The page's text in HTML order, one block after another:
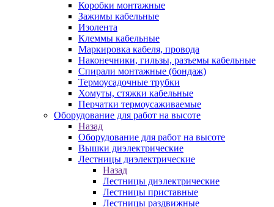
Коробки монтажные
Зажимы кабельные
Изолента
Клеммы кабельные
Маркировка кабеля, провода
Наконечники, гильзы, разъемы кабельные
Спирали монтажные (бондаж)
Термоусадочные трубки
Хомуты, стяжки кабельные
Перчатки термоусаживаемые
Оборудование для работ на высоте
Назад
Оборудование для работ на высоте
Вышки диэлектрические
Лестницы диэлектрические
Назад
Лестницы диэлектрические
Лестницы приставные
Лестницы раздвижные